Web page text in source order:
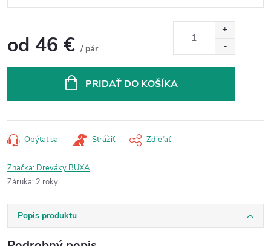
od 46 € / pár
PRIDAŤ DO KOŠÍKA
Opýtať sa Strážiť Zdieľať
Značka: Dreváky BUXA
Záruka: 2 roky
Popis produktu